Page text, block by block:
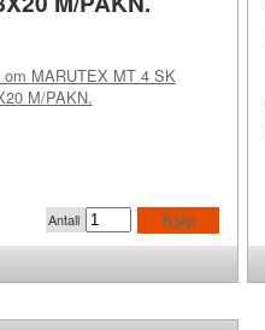
om MARUTEX MT 4 SK
M/PAKN.
Kjøp
Antall